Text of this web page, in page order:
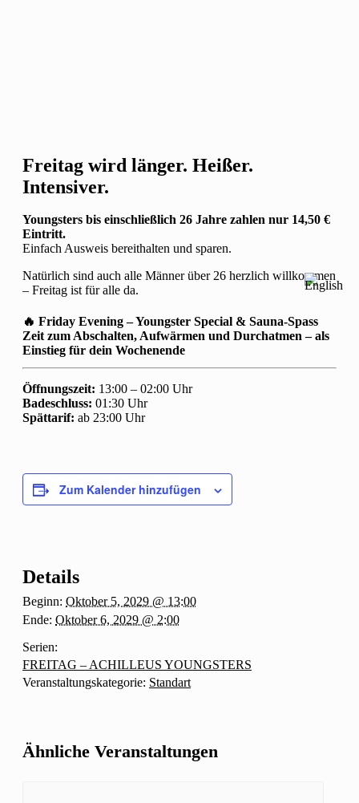
Freitag wird länger. Heißer.
Intensiver.
Youngsters bis einschließlich 26 Jahre zahlen nur 14,50 €
Eintritt.
Einfach Ausweis bereithalten und sparen.
Natürlich sind auch alle Männer über 26 herzlich willkommen
– Freitag ist für alle da.
🔥 Friday Evening – Youngster Special & Sauna-Spass
Zeit zum Abschalten, Aufwärmen und Durchatmen – als
Einstieg für dein Wochenende
Öffnungszeit: 13:00 – 02:00 Uhr
Badeschluss: 01:30 Uhr
Spättarif: ab 23:00 Uhr
Zum Kalender hinzufügen
Details
Beginn: Oktober 5, 2029 @ 13:00
Ende: Oktober 6, 2029 @ 2:00
Serien:
FREITAG – ACHILLEUS YOUNGSTERS
Veranstaltungskategorie: Standart
Ähnliche Veranstaltungen